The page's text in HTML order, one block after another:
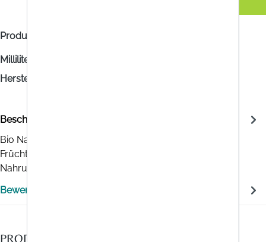
Produktnummer:
Milliliter:
Hersteller/Vertrieb:
Beschreibung
Bio Naturvital Florian Revital Mariendistel Plus Kräuter-
Früchte-Elixier ist ein alkoholfreies
Nahrungsergänzungsmittel aus…
Bewertungen
PRODUKTEMPFEHLUNGEN FÜR SIE